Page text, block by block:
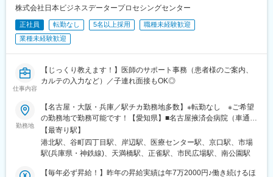
※医療材料とは？：注射やガーゼなど病院で使用される材料
（2）医療製品の購入価格削減
医療材料の価格は、地域や病院の間で大きなばらつきがため、当
【実施内容】
・コストが低い製品を採用するために、ドクターなど医療スタッ
フへの提案
※医療スタッフの意向を確認し、コストとのバランスを鑑みて、改
善に向けた提案・各所の調整を行います。
■入社後のサポート体制：
・2～3年程度をめどに、商材知識を身につけていただきます。
株式会社日本ビジネスデータープロセシングセンター
正社員 転勤なし 5名以上採用
職種未経験歓迎
業種未経験歓迎
仕事内容
【じっくり教えます！】医師のサポート事務（患者様のご案内、
カルテの入力など）／子連れ面接もOK◎
勤務地
【名古屋・大阪・兵庫／駅チカ勤務地多数】※転勤なし ※ご希望
の勤務地で勤務可能です！【愛知県】■名古屋掖済会病院（車通勤
OK）名古屋市中川区松年町4-66【大阪府】■大阪国際がんセンタ
ー大阪市中央区大手前3-1-69■市立吹田市民病院吹田市岸部新町5-
7【兵庫県】■神戸市立医療センター中央市民病院（車通勤OK）神
勤OK）神戸市中央区港島南町2-1-8■兵庫県立はりま姫路総合医療
【最寄り駅】
港北駅、谷町四丁目駅、岸辺駅、医療センター駅、京口駅、市場
駅(兵庫県・神鉄線)、天満橋駅、正雀駅、市民広場駅、南公園駅
【毎年必ず昇給！】昨年の昇給実績は年7万2000円♪働き続けるほ